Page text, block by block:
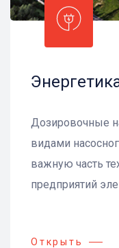
Дозировочные
видами
важную часть
предприятий
Открыть